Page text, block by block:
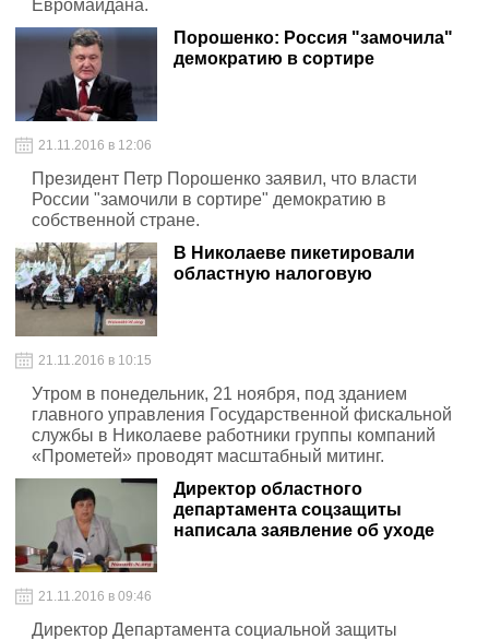
Евромайдана.
Порошенко: Россия "замочила"
демократию в сортире
21.11.2016 в 12:06
Президент Петр Порошенко заявил, что власти
России "замочили в сортире" демократию в
собственной стране.
В Николаеве пикетировали
областную налоговую
21.11.2016 в 10:15
Утром в понедельник, 21 ноября, под зданием
главного управления Государственной фискальной
службы в Николаеве работники группы компаний
«Прометей» проводят масштабный митинг.
Директор областного
департамента соцзащиты
написала заявление об уходе
21.11.2016 в 09:46
Директор Департамента социальной защиты